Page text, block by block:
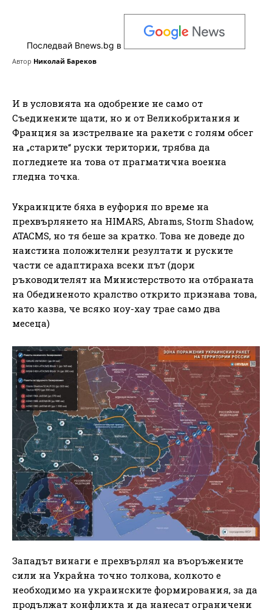
Последвай Bnews.bg в
Автор Николай Бареков
И в условията на одобрение не само от
Съединените щати, но и от Великобритания и
Франция за изстрелване на ракети с голям обсег
на „старите“ руски територии, трябва да
погледнете на това от прагматична военна
гледна точка.
Украинците бяха в еуфория по време на
прехвърлянето на HIMARS, Abrams, Storm Shadow,
ATACMS, но тя беше за кратко. Това не доведе до
наистина положителни резултати и руските
части се адаптираха всеки път (дори
ръководителят на Министерството на отбраната
на Обединеното кралство открито признава това,
като казва, че всяко ноу-хау трае само два
месеца)
Западът винаги е прехвърлял на въоръжените
сили на Украйна точно толкова, колкото е
необходимо на украинските формирования, за да
продължат конфликта и да нанесат ограничени